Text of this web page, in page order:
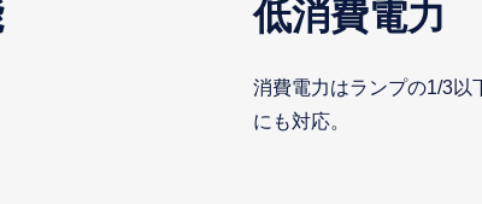
低消費電力
消費電力はランプの1/3以
にも対応。